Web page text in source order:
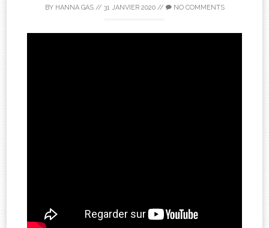
BY HANNA GAS// 31 JANVIER 2020// NO COMMENTS